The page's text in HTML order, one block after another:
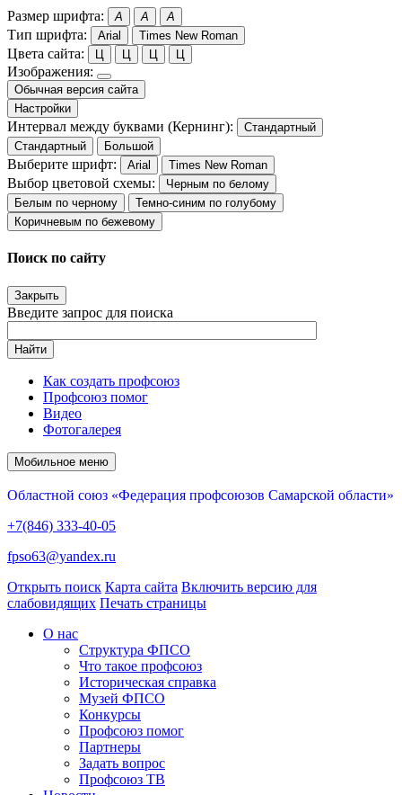
Размер шрифта: A A A
Тип шрифта: Arial Times New Roman
Цвета сайта: Ц Ц Ц Ц
Изображения:
Обычная версия сайта
Настройки
Интервал между буквами (Кернинг):
Стандартный
Стандартный
Большой
Выберите шрифт: Arial Times New Roman
Выбор цветовой схемы:
Черным по белому
Белым по черному
Темно-синим по голубому
Коричневым по бежевому
Поиск по сайту
Закрыть
Введите запрос для поиска
Найти
Как создать профсоюз
Профсоюз помог
Видео
Фотогалерея
Мобильное меню
Областной союз «Федерация профсоюзов Самарской области»
+7(846) 333-40-05
fpso63@yandex.ru
Открыть поиск Карта сайта Включить версию для
слабовидящих Печать страницы
О нас
Структура ФПСО
Что такое профсоюз
Историческая справка
Музей ФПСО
Конкурсы
Профсоюз помог
Партнеры
Задать вопрос
Профсоюз ТВ